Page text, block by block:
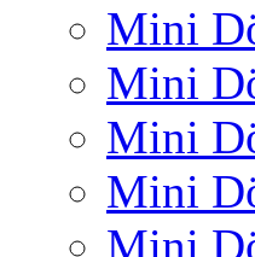
Mini
Mini
Mini
Mini
Mini